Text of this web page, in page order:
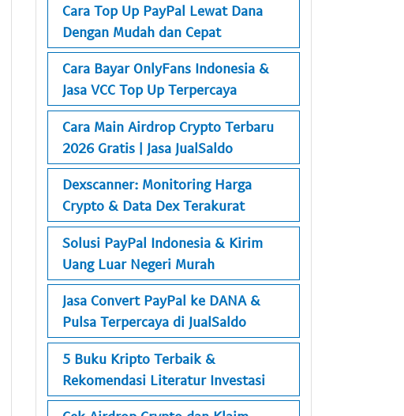
Cara Top Up PayPal Lewat Dana
Dengan Mudah dan Cepat
Cara Bayar OnlyFans Indonesia &
Jasa VCC Top Up Terpercaya
Cara Main Airdrop Crypto Terbaru
2026 Gratis | Jasa JualSaldo
Dexscanner: Monitoring Harga
Crypto & Data Dex Terakurat
Solusi PayPal Indonesia & Kirim
Uang Luar Negeri Murah
Jasa Convert PayPal ke DANA &
Pulsa Terpercaya di JualSaldo
5 Buku Kripto Terbaik &
Rekomendasi Literatur Investasi